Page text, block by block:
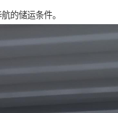
的储运条件。